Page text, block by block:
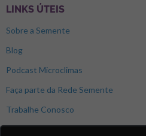
LINKS ÚTEIS
Sobre a Semente
Blog
Podcast Microclimas
Faça parte da Rede Semente
Trabalhe Conosco